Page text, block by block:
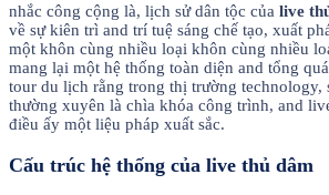
nhắc công cộng là, lịch sử dân tộc của live
về sự kiên trì and trí tuệ sáng chế tạo, xuất
một khôn cùng nhiều loại khôn cùng nhiều
mang lại một hệ thống toàn diện and tổng
tour du lịch rằng trong thị trường technology,
thường xuyên là chìa khóa công trình, and
điều ấy một liệu pháp xuất sắc.
Cấu trúc hệ thống của live thủ dâm